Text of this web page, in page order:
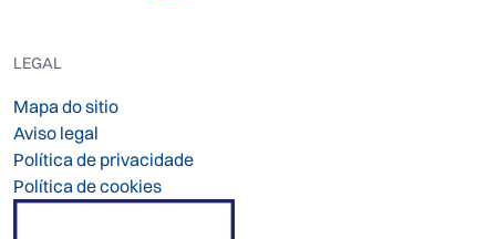
LEGAL
Mapa do sitio
Aviso legal
Política de privacidade
Política de cookies